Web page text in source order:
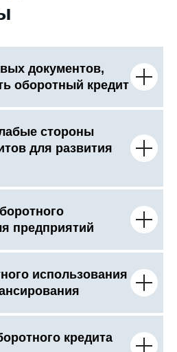
документов,
оборотный кредит
стороны
для развития
предприятий
использования
кредита